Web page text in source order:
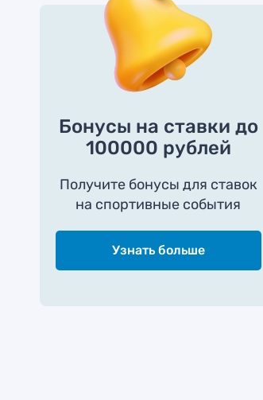
Бонусы на ставки до
100000 рублей
Получите бонусы для ставок
на спортивные события
Узнать больше